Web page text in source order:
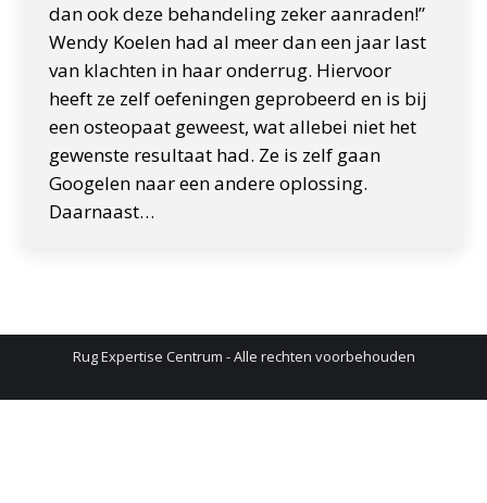
dan ook deze behandeling zeker aanraden!”
Wendy Koelen had al meer dan een jaar last
van klachten in haar onderrug. Hiervoor
heeft ze zelf oefeningen geprobeerd en is bij
een osteopaat geweest, wat allebei niet het
gewenste resultaat had. Ze is zelf gaan
Googelen naar een andere oplossing.
Daarnaast…
Rug Expertise Centrum - Alle rechten voorbehouden